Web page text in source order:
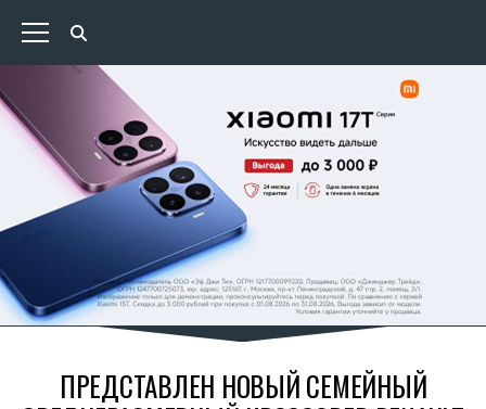
ПРЕДСТАВЛЕН НОВЫЙ СЕМЕЙНЫЙ